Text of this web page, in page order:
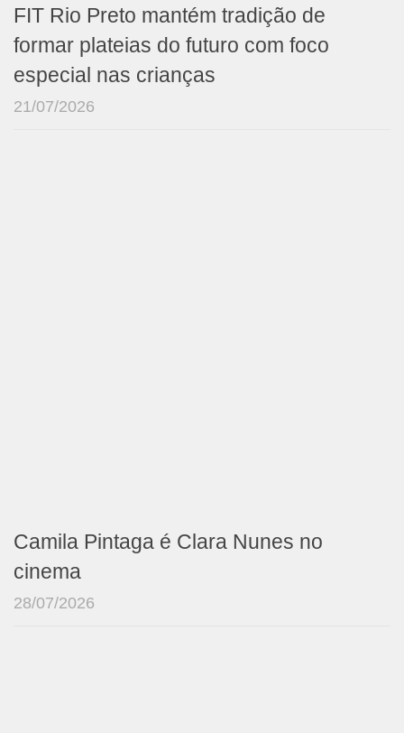
FIT Rio Preto mantém tradição de
formar plateias do futuro com foco
especial nas crianças
21/07/2026
Camila Pintaga é Clara Nunes no
cinema
28/07/2026